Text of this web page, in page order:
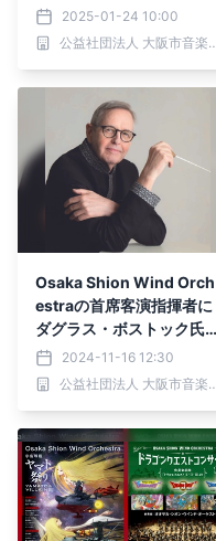
式吹奏楽コンサート。関西
で4公演が開催決定！！
2025-01-24 10:00
公益社団法
Osaka Shion Wind Orch
estraの首席客演指揮者に
ダグラス・ボストック氏就
任決定！2024-11-16 12:30
公益社団法